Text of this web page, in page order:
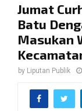
Jumat
Batu
Masukan
by Liputan Publik